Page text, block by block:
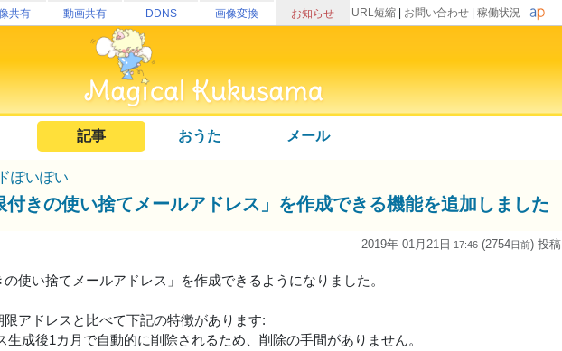
共有 動画共有 DDNS 画像変換 お知らせ URL短縮 お問い合わせ 稼働状況
記事 おうた メール
ぽいぽい
付きの使い捨てメールアドレス」を作成できる機能を追加しました
2019年 01月21日 17:46 (2754日前) 投稿
の使い捨てメールアドレス」を作成できるようになりました。
限アドレスと比べて下記の特徴があります:
成後1カ月で自動的に削除されるため、削除の手間がありません。